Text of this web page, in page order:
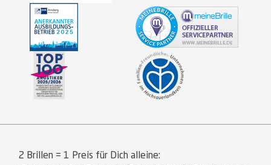
2 Brillen = 1 Preis für Dich alleine: